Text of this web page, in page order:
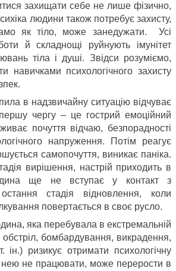
захищати себе не лише фізично,
людини також потребує захисту,
як тіло, може занедужати. Усі
й складнощі руйнують імунітет
тіла і душі. Звідси розуміємо,
навичками психологічного захисту
в надзвичайну ситуацію відчуває
чергу – це гострий емоційний
почуття відчаю, безпорадності
напруження. Потім реагує
самопочуття, виникає паніка.
вирішення, настрій приходить в
ще не вступає у контакт з
стадія відновлення, коли
повертається в своє русло.
яка перебувала в екстремальній
обстріл, бомбардування, викрадення,
ін.) ризикує отримати психологічну
нею не працювати, може перерости в